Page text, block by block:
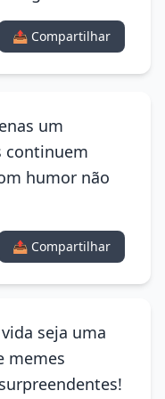
📤 Compartilhar
um
continuem
humor não
📤 Compartilhar
seja uma
memes